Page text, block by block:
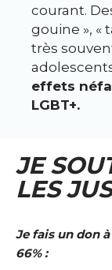
courant.
gouine », «
très
effets
LGBT+.
JE
LES
Je fais un don
66% :